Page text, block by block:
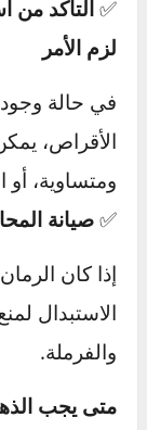
مما يؤدي إلى
تآكل بطانات
عند تآكل
يحدث احتكاك
إلى اهتزاز
تلفالرمان
استقرار دوران
واضحًا عند